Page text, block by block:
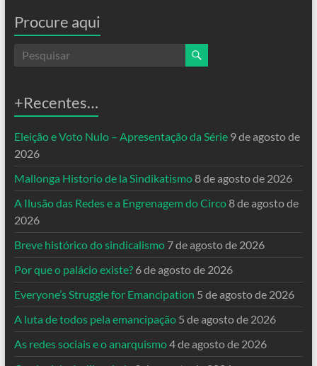
Procure aqui
+Recentes…
Eleição e Voto Nulo – Apresentação da Série 9 de agosto de
2026
Mallonga Historio de la Sindikatismo8 de agosto de 2026
A Ilusão das Redes e a Engrenagem do Circo8 de agosto de
2026
Breve histórico do sindicalismo 7 de agosto de 2026
Por que o palácio existe? 6 de agosto de 2026
Everyone’s Struggle for Emancipation 5 de agosto de 2026
A luta de todos pela emancipação 5 de agosto de 2026
As redes sociais e o anarquismo4 de agosto de 2026